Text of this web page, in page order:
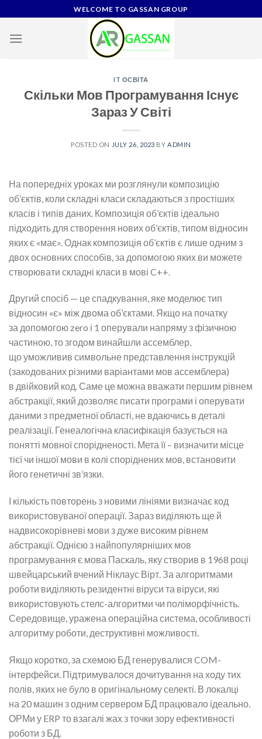
to
content
WELCOME TO GASSAN GROUP
IT ОСВІТА
Скільки Мов Програмування Існує
Зараз У Світі
POSTED ON JULY 26, 2023 BY ADMIN
На попередніх уроках ми розглянули композицію
об’єктів, коли складні класи складаються з простіших
класів і типів даних. Композиція об’єктів ідеально
підходить для створення нових об’єктів, типом відносин
яких є «має». Однак композиція об’єктів є лише одним з
двох основних способів, за допомогою яких ви можете
створювати складні класи в мові C++.
Другий спосіб — це спадкування, яке моделює тип
відносин «є» між двома об’єктами. Якщо на початку
за допомогою zero і 1 оперували напряму з фізичною
частиною, то згодом винайшли ассемблер,
що уможливив символьне представлення інструкцій
(закодованих різними варіантами мов ассемблера)
в двійковий код. Саме це можна вважати першим рівнем
абстракції, який дозволяє писати програми і оперувати
даними з предметної області, не вдаючись в деталі
реалізації. Генеалогічна класифікація базується на
понятті мовної спорідненості. Мета її – визначити місце
тієї чи іншої мови в колі споріднених мов, встановити
його генетичні зв’язки.
І кількість повторень з новими лініями визначає код
використовуваної операції. Зараз виділяють ще й
надвисокорівневі мови з дуже високим рівнем
абстракції. Однією з найпопулярніших мов
програмування є мова Паскаль, яку створив в 1968 році
швейцарський вчений Ніклаус Вірт. За алгоритмами
роботи виділяють резидентні віруси та віруси, які
використовують стелс-алгоритми чи поліморфічність.
Середовище, уражена операційна система, особливості
алгоритму роботи, деструктивні можливості.
Якщо коротко, за схемою БД генерувалися COM-
інтерфейси. Підтримувалося дочитування на ходу тих
полів, яких не було в оригінальному селекті. В локалці
на 20 машин з одним сервером БД працювало ідеально.
ОРМи у ERP то взагалі жах з точки зору ефективності
роботи з БД.